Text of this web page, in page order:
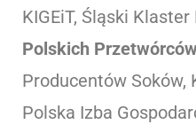
KIGEiT, Śląski Klaster
Polskich
Producentów Soków,
Polska Izba